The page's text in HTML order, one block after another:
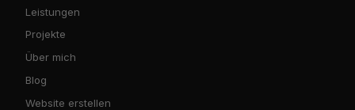
Leistungen
Projekte
Über mich
Blog
Website erstellen